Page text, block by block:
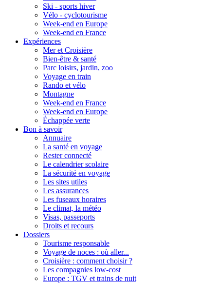
Ski - sports hiver
Vélo - cyclotourisme
Week-end en Europe
Week-end en France
Expériences
Mer et Croisière
Bien-être & santé
Parc loisirs, jardin, zoo
Voyage en train
Rando et vélo
Montagne
Week-end en France
Week-end en Europe
Échappée verte
Bon à savoir
Annuaire
La santé en voyage
Rester connecté
Le calendrier scolaire
La sécurité en voyage
Les sites utiles
Les assurances
Les fuseaux horaires
Le climat, la météo
Visas, passeports
Droits et recours
Dossiers
Tourisme responsable
Voyage de noces : où aller...
Croisière : comment choisir ?
Les compagnies low-cost
Europe : TGV et trains de nuit